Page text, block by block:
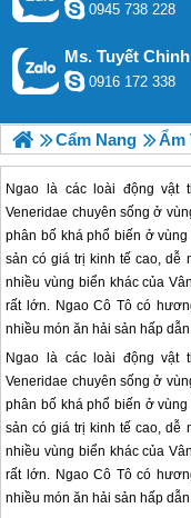
0945 738 228
Ms. Tuyết Chinh
0916 172 338
Cẩm Nang Ẩm
Ngao là các loài động vật
Veneridae chuyên sống ở
phân bố khá phổ biến ở
sản có giá trị kinh tế cao, dễ
nhiều vùng biển khác của
rất lớn. Ngao Cô Tô có
nhiều món ăn hải sản hấp
Ngao là các loài động vật
Veneridae chuyên sống ở
phân bố khá phổ biến ở
sản có giá trị kinh tế cao, dễ
nhiều vùng biển khác của
rất lớn. NgaoCô Tôcó
nhiều món ăn hải sản hấp